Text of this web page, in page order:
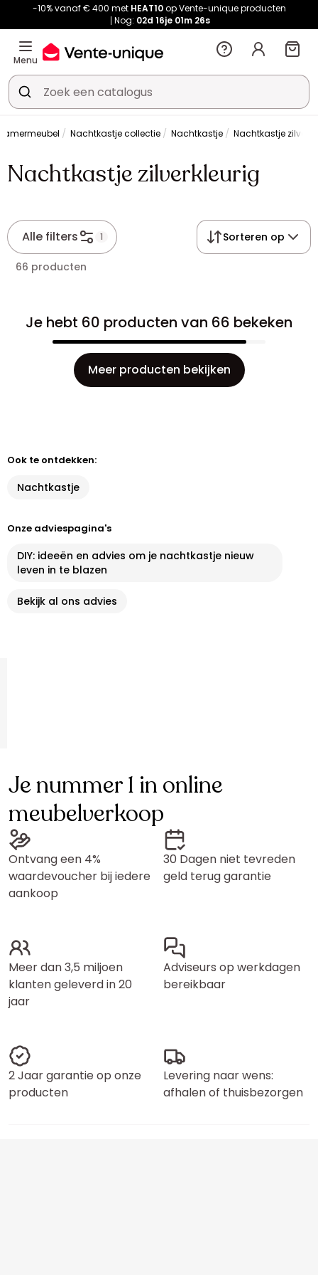
-10% vanaf € 400 met HEAT10op Vente-unique producten
Nog: 02d 16je 01m 26s
Menu
Nachtkastje collectie Nachtkastje Nachtkastje
Nachtkastje zilverkleurig
Alle filters 1 Sorteren op
66 producten
Je hebt 60 producten van 66 bekeken
Meer producten bekijken
Ook te ontdekken:
Nachtkastje
Onze adviespagina's
DIY: ideeën en advies om je nachtkastje nieuw
leven in te blazen
Bekijk al ons advies
Je nummer 1 in online
meubelverkoop
Ontvang een 4%
waardevoucher bij iedere
aankoop
30 Dagen niet tevreden
geld terug garantie
Meer dan 3,5 miljoen
klanten geleverd in 20
jaar
Adviseurs op werkdagen
bereikbaar
2 Jaar garantie op onze
producten
Levering naar wens:
afhalen of thuisbezorgen